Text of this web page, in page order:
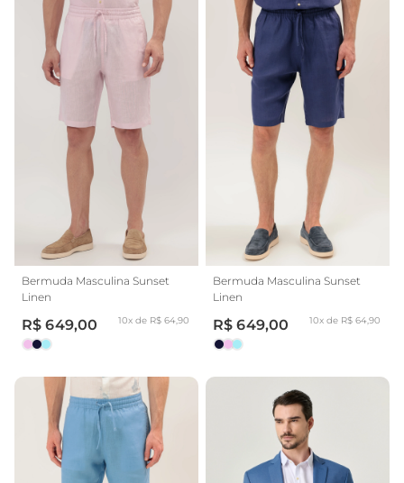
Bermuda Masculina Sunset
Linen
R$ 649,00 10x de R$ 64,90
Bermuda Masculina Sunset
Linen
R$ 649,00 10x de R$ 64,90